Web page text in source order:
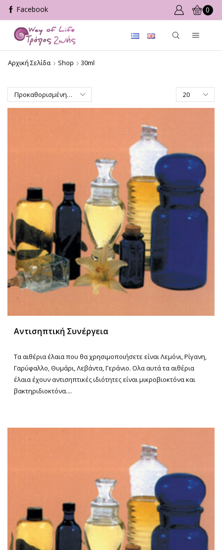
0
Αρχική Σελίδα Shop 30ml
Products
per
page
Αντισηπτική Συνέργεια
Τα αιθέρια έλαια που θα χρησιμοποιήσετε είναι Λεμόνι, Ρίγανη,
Γαρύφαλλο, Θυμάρι, Λεβάντα, Γεράνιο. Ολα αυτά τα αιθέρια
έλαια έχουν αντισηπτικές ιδιότητες είναι μικροβιοκτόνα και
βακτηριδιοκτόνα....